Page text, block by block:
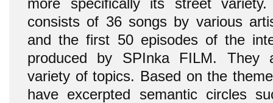
more specifically its street
consists of 36 songs by various
and the first 50 episodes of the
produced by SPInka FILM. They
variety of topics. Based on the
have excerpted semantic circles